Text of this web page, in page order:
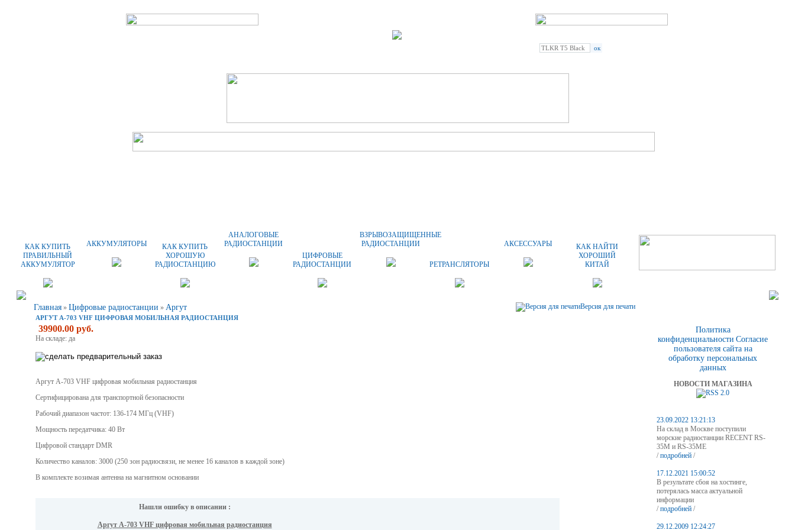
Введите наименование
КАК КУПИТЬ
ПРАВИЛЬНЫЙ
АККУМУЛЯТОР
АККУМУЛЯТОРЫ
КАК КУПИТЬ
ХОРОШУЮ
РАДИОСТАНЦИЮ
АНАЛОГОВЫЕ
РАДИОСТАНЦИИ
ЦИФРОВЫЕ
РАДИОСТАНЦИИ
ВЗРЫВОЗАЩИЩЕННЫЕ
РАДИОСТАНЦИИ
РЕТРАНСЛЯТОРЫ
АКСЕССУАРЫ
КАК НАЙТИ
ХОРОШИЙ
КИТАЙ
Главная » Цифровые радиостанции » Аргут Версия для печати
АРГУТ А-703 VHF ЦИФРОВАЯ МОБИЛЬНАЯ РАДИОСТАНЦИЯ
39900.00 руб.
На складе: да
Аргут А-703 VHF цифровая мобильная радиостанция
Сертифицирована для транспортной безопасности
Рабочий диапазон частот: 136-174 МГц (VHF)
Мощность передатчика: 40 Вт
Цифровой стандарт DMR
Количество каналов: 3000 (250 зон радиосвязи, не менее 16 каналов в каждой зоне)
В комплекте возимая антенна на магнитном основании
Нашли ошибку в описании :
Аргут А-703 VHF цифровая мобильная радиостанция
Политика
конфиденциальности Согласие
пользователя сайта на
обработку персональных
данных
НОВОСТИ МАГАЗИНА
23.09.2022 13:21:13
На склад в Москве поступили
морские радиостанции RECENT RS-
35M и RS-35ME
/подробней /
17.12.2021 15:00:52
В результате сбоя на хостинге,
потерялась масса актуальной
информации
/подробней /
29.12.2009 12:24:27